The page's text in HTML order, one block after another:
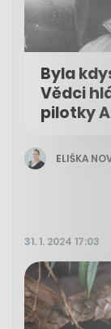
Byla
Vědci
pilotky
ELIŠKA
31. 1. 2024 17:03